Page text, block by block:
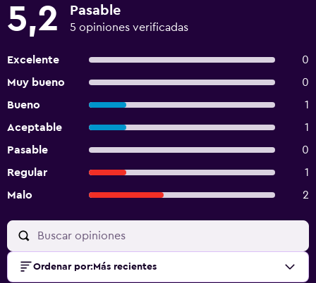
5,2 Pasable
5 opiniones verificadas
Excelente
0
Muy bueno
0
Bueno
1
Aceptable
1
Pasable
0
Regular
1
Malo
2
Ordenar por: Más recientes